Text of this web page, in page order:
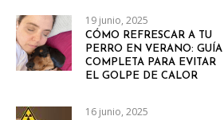
19 junio, 2025
CÓMO REFRESCAR A TU
PERRO EN VERANO: GUÍA
COMPLETA PARA EVITAR
EL GOLPE DE CALOR
16 junio, 2025